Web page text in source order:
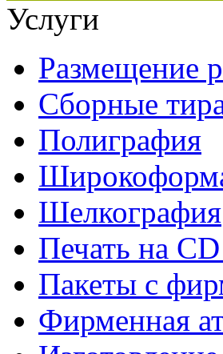
Услуги
Размещение
Сборные
Полиграфия
Шелкография
Печать на
Пакеты с
Фирменная